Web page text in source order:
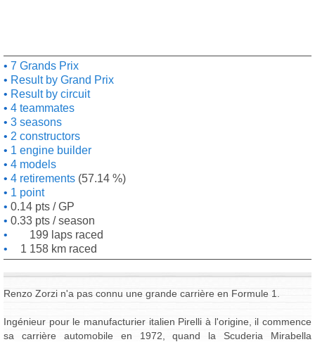
7 Grands Prix
Result by Grand Prix
Result by circuit
4 teammates
3 seasons
2 constructors
1 engine builder
4 models
4 retirements (57.14 %)
1 point
0.14 pts / GP
0.33 pts / season
199 laps raced
1 158 km raced
Renzo Zorzi n'a pas connu une grande carrière en Formule 1.
Ingénieur pour le manufacturier italien Pirelli à l'origine, il commence
sa carrière automobile en 1972, quand la Scuderia Mirabella